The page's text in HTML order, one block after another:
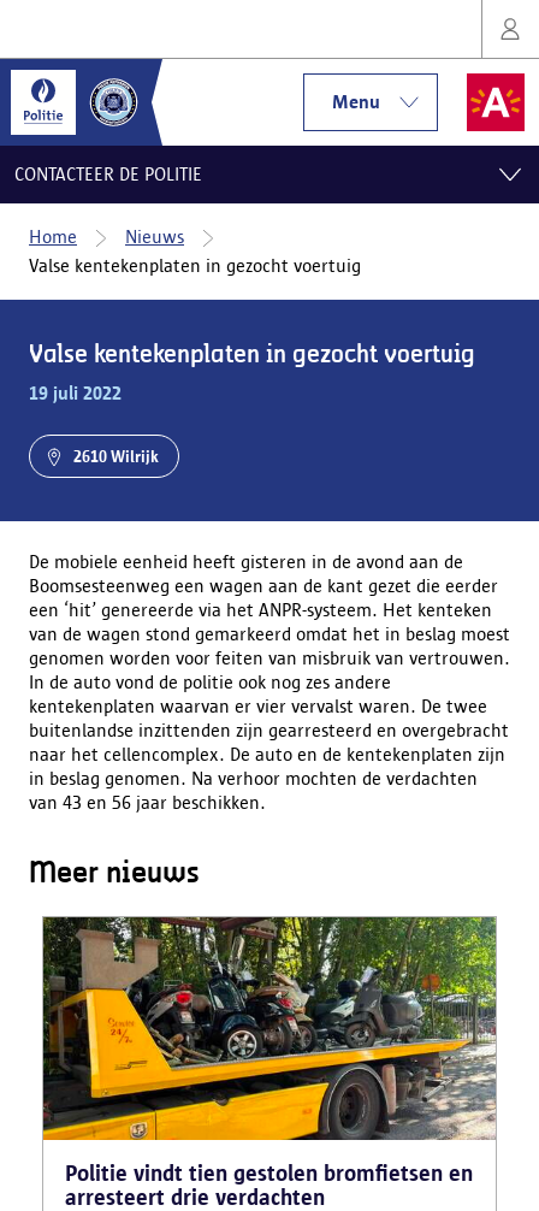
Menu
CONTACTEER DE POLITIE
Home
Nieuws
Valse kentekenplaten in gezocht voertuig
Valse kentekenplaten in gezocht voertuig
19 juli 2022
2610 Wilrijk
De mobiele eenheid heeft gisteren in de avond aan de
Boomsesteenweg een wagen aan de kant gezet die eerder
een ‘hit’ genereerde via het ANPR-systeem. Het kenteken
van de wagen stond gemarkeerd omdat het in beslag moest
genomen worden voor feiten van misbruik van vertrouwen.
In de auto vond de politie ook nog zes andere
kentekenplaten waarvan er vier vervalst waren. De twee
buitenlandse inzittenden zijn gearresteerd en overgebracht
naar het cellencomplex. De auto en de kentekenplaten zijn
in beslag genomen. Na verhoor mochten de verdachten
van 43 en 56 jaar beschikken.
Meer nieuws
Politie vindt tien gestolen bromfietsen en
arresteert drie verdachten